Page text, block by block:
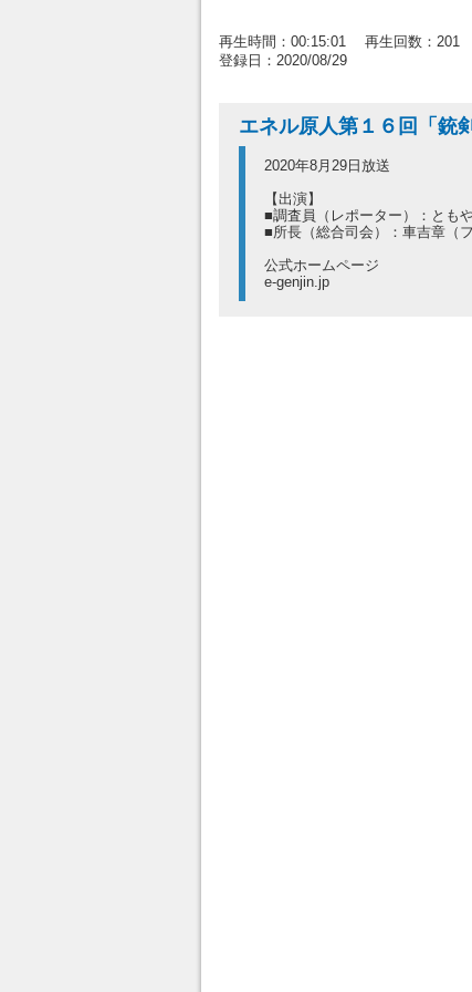
再生時間：00:15:01 再生回数：201
登録日：2020/08/29
エネル原人第１６回「銃
2020年8月29日放送
【出演】
■調査員（レポーター）：とも
■所長（総合司会）：車吉章（
公式ホームページ
e-genjin.jp